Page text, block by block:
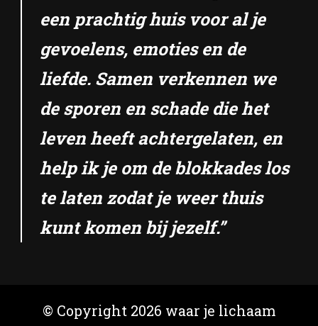
een prachtig huis voor al je
gevoelens, emoties en de
liefde. Samen verkennen we
de sporen en schade die het
leven heeft achtergelaten, en
help ik je om de blokkades los
te laten zodat je weer thuis
kunt komen bij jezelf.”
© Copyright 2026 waar je lichaam